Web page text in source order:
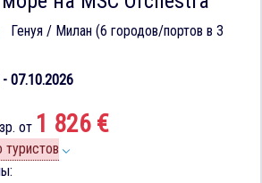
Генуя / Милан (6 городов/портов в 3
07.10.2026
от 1 826 €
туристов